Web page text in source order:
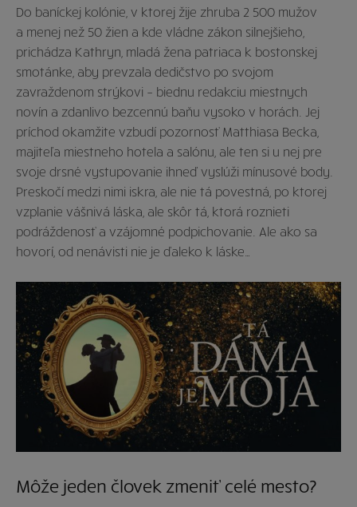
Do baníckej kolónie, v ktorej žije zhruba 2 500 mužov
a menej než 50 žien a kde vládne zákon silnejšieho,
prichádza Kathryn, mladá žena patriaca k bostonskej
smotánke, aby prevzala dedičstvo po svojom
zavraždenom strýkovi – biednu redakciu miestnych
novín a zdanlivo bezcennú baňu vysoko v horách. Jej
príchod okamžite vzbudí pozornosť Matthiasa Becka,
majiteľa miestneho hotela a salónu, ale ten si u nej pre
svoje drsné vystupovanie ihneď vyslúži mínusové body.
Preskočí medzi nimi iskra, ale nie tá povestná, po ktorej
vzplanie vášnivá láska, ale skôr tá, ktorá roznieti
podráždenosť a vzájomné podpichovanie. Ale ako sa
hovorí, od nenávisti nie je ďaleko k láske…
Môže jeden človek zmeniť celé mesto?